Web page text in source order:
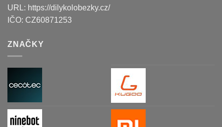
URL: https://dilykolobezky.cz/
IČO: CZ60871253
ZNAČKY